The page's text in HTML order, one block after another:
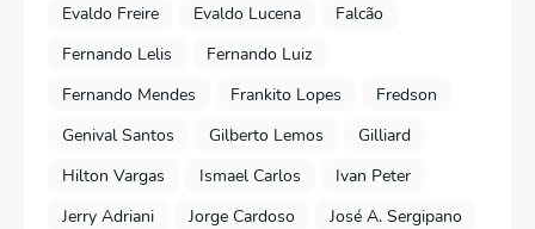
Evaldo Freire
Evaldo Lucena
Falcão
Fernando Lelis
Fernando Luiz
Fernando Mendes
Frankito Lopes
Fredson
Genival Santos
Gilberto Lemos
Gilliard
Hilton Vargas
Ismael Carlos
Ivan Peter
Jerry Adriani
Jorge Cardoso
José A. Sergipano